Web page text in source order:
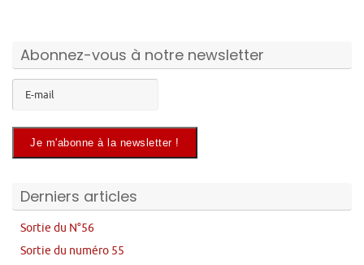
Abonnez-vous à notre newsletter
Derniers articles
Sortie du N°56
Sortie du numéro 55